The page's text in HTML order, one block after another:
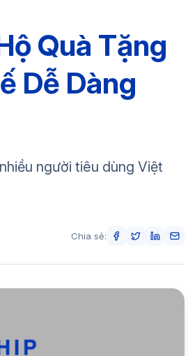
Quà Tặng
Dễ Dàng
người tiêu dùng Việt
Chia sẻ: